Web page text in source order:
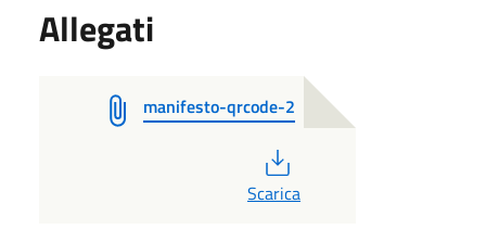
Allegati
manifesto-qrcode-2
Scarica